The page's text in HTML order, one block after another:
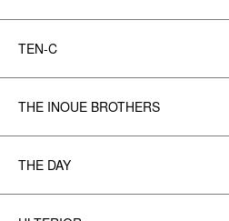
TEN-C
THE INOUE BROTHERS
THE DAY